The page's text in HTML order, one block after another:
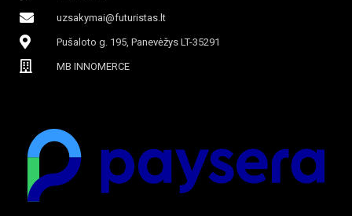
uzsakymai@futuristas.lt
Pušaloto g. 195, Panevėžys LT-35291
MB INNOMERCE